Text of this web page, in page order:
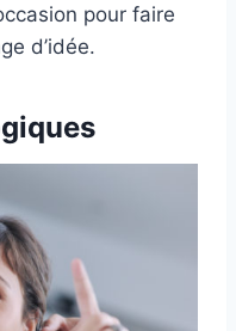
pour faire
d’idée.